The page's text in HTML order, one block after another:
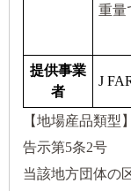
重量
提供事業
者
J
【地場産品類型】
告示第5条2号
当該地方団体の